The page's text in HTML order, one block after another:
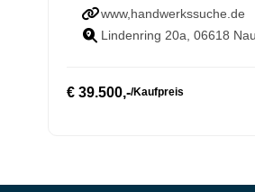
www,handwerkssuche.de
Lindenring 20a, 06618
€39.500,-/Kaufpreis